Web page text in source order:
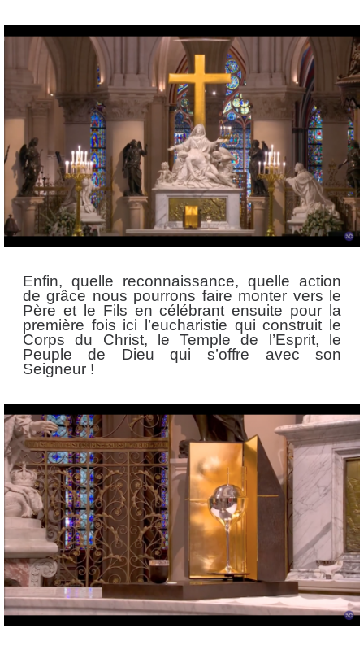
Enfin, quelle reconnaissance, quelle action
de grâce nous pourrons faire monter vers le
Père et le Fils en célébrant ensuite pour la
première fois ici l’eucharistie qui construit le
Corps du Christ, le Temple de l’Esprit, le
Peuple de Dieu qui s’offre avec son
Seigneur !